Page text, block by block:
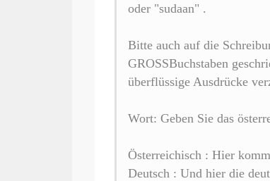
oder "sudaan" .
Bitte auch auf die
GROSSBuchstaben
überflüssige Ausdrücke
Wort: Geben Sie das
Österreichisch : Hier
Deutsch : Und hier die